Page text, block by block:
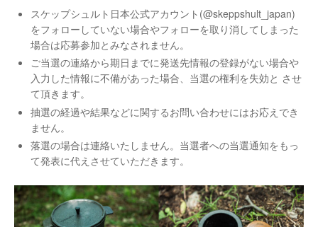
スケップシュルト日本公式アカウント(@skeppshult_japan)
をフォローしていない場合やフォローを取り消してしまった
場合は応募参加とみなされません。
ご当選の連絡から期日までに発送先情報の登録がない場合や
入力した情報に不備があった場合、当選の権利を失効と させ
て頂きます。
抽選の経過や結果などに関するお問い合わせにはお応えでき
ません。
落選の場合は連絡いたしません。当選者への当選通知をもっ
て発表に代えさせていただきます。